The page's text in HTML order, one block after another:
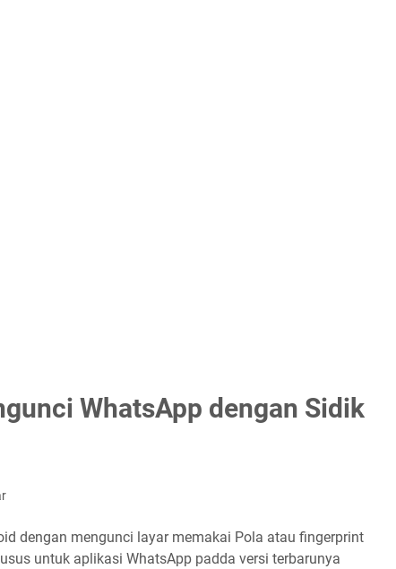
WhatsApp dengan Sidik
dengan mengunci layar memakai Pola atau fingerprint
untuk aplikasi WhatsApp padda versi terbarunya